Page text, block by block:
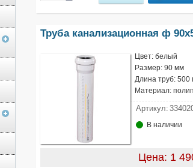
Труба канализационная ф
Цвет: белый
Размер: 90 мм
Длина труб: 500
Материал:
Артикул:
В наличии
Цена: 1